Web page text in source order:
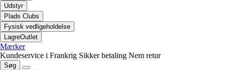
Udstyr
Plads Clubs
Fysisk vedligeholdelse
LagreOutlet
Mærker
Kundeservice i Frankrig Sikker betaling Nem retur
Søg